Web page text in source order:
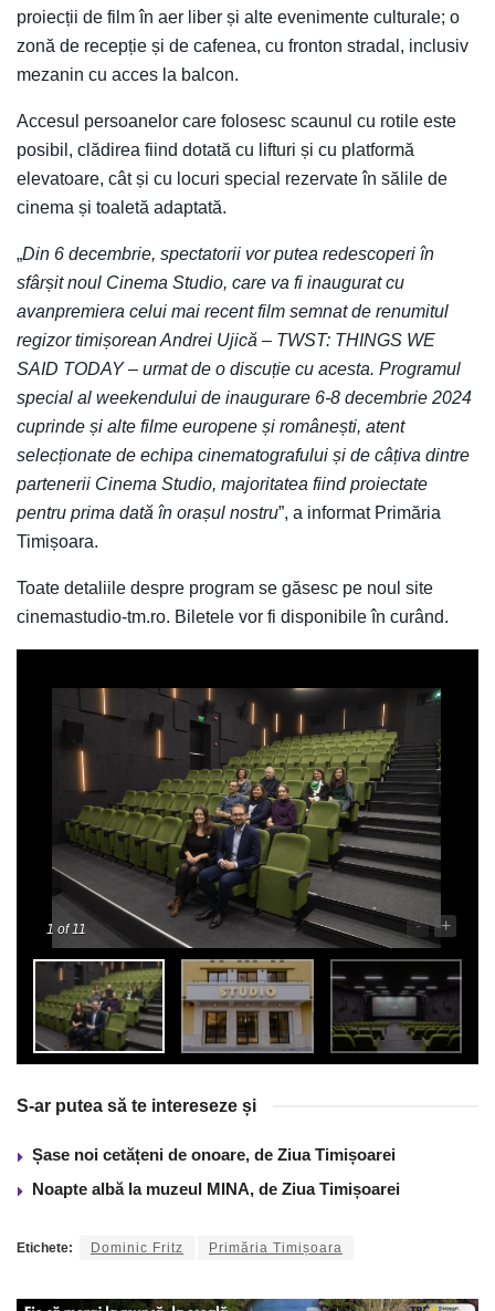
proiecții de film în aer liber și alte evenimente culturale; o
zonă de recepție și de cafenea, cu fronton stradal, inclusiv
mezanin cu acces la balcon.
Accesul persoanelor care folosesc scaunul cu rotile este
posibil, clădirea fiind dotată cu lifturi și cu platformă
elevatoare, cât și cu locuri special rezervate în sălile de
cinema și toaletă adaptată.
„Din 6 decembrie, spectatorii vor putea redescoperi în
sfârșit noul Cinema Studio, care va fi inaugurat cu
avanpremiera celui mai recent film semnat de renumitul
regizor timișorean Andrei Ujică – TWST: THINGS WE
SAID TODAY – urmat de o discuție cu acesta. Programul
special al weekendului de inaugurare 6-8 decembrie 2024
cuprinde și alte filme europene și românești, atent
selecționate de echipa cinematografului și de câțiva dintre
partenerii Cinema Studio, majoritatea fiind proiectate
pentru prima dată în orașul nostru”, a informat Primăria
Timișoara.
Toate detaliile despre program se găsesc pe noul site
cinemastudio-tm.ro. Biletele vor fi disponibile în curând.
1 of 11 - +
S-ar putea să te intereseze și
Șase noi cetățeni de onoare, de Ziua Timișoarei
Noapte albă la muzeul MINA, de Ziua Timișoarei
Etichete: Dominic Fritz Primăria Timișoara